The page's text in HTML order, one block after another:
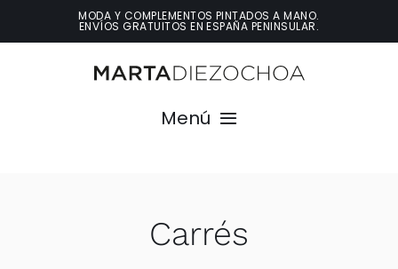
al
MODA Y COMPLEMENTOS PINTADOS A MANO.
ENVÍOS GRATUITOS EN ESPAÑA PENINSULAR.
Menú
Conóceme
Carrés